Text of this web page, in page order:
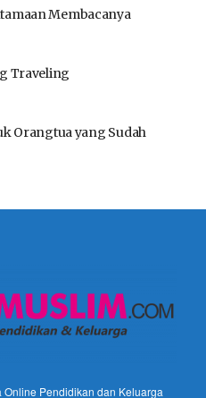
Membacanya
Traveling
Orangtua yang Sudah
Online Pendidikan dan Keluarga